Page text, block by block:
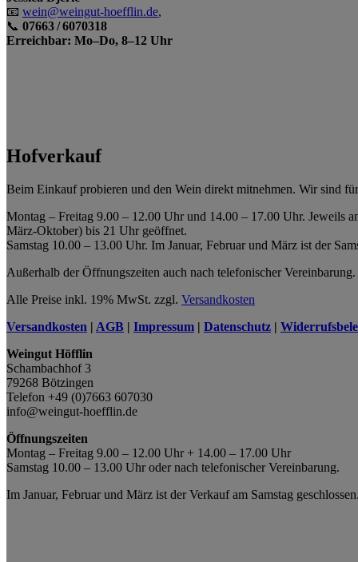
📧 wein@weingut-hoefflin.de,
📞 07663/6070318
Erreichbar: Mo–Do, 8–12 Uhr
Hofverkauf
Beim Einkauf probieren und den Wein direkt mitnehmen. Wir sind
Montag – Freitag 9.00 – 12.00 Uhr und 14.00 – 17.00 Uhr. Jeweils
März-Oktober) bis 21 Uhr geöffnet.
Samstag 10.00 – 13.00 Uhr. Im Januar, Februar und März ist der
Außerhalb der Öffnungszeiten auch nach telefonischer
Alle Preise inkl. 19% MwSt. zzgl. Versandkosten
Versandkosten | AGB | Impressum | Datenschutz |
Weingut Höfflin
Schambachhof 3
79268 Bötzingen
Telefon +49 (0)7663 607030
info@weingut-hoefflin.de
Öffnungszeiten
Montag – Freitag 9.00 – 12.00 Uhr + 14.00 – 17.00 Uhr
Samstag 10.00 – 13.00 Uhr oder nach telefonischer Vereinbarung.
Im Januar, Februar und März ist der Verkauf am Samstag